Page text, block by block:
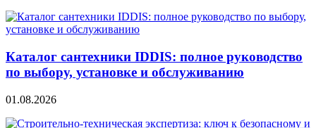
Каталог сантехники IDDIS: полное руководство
по выбору, установке и обслуживанию
01.08.2026